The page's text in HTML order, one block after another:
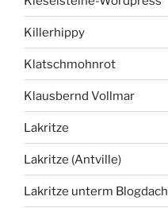
Killerhippy
Klatschmohnrot
Klausbernd Vollmar
Lakritze
Lakritze (Antville)
Lakritze unterm Blogdach